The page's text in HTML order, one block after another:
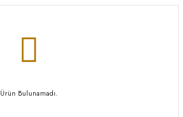
Ürün Bulunamadı.